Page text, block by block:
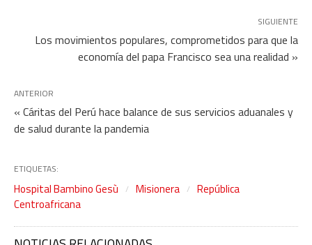
SIGUIENTE
Los movimientos populares, comprometidos para que la
economía del papa Francisco sea una realidad »
ANTERIOR
« Cáritas del Perú hace balance de sus servicios aduanales y
de salud durante la pandemia
ETIQUETAS:
Hospital Bambino Gesù Misionera
República
Centroafricana